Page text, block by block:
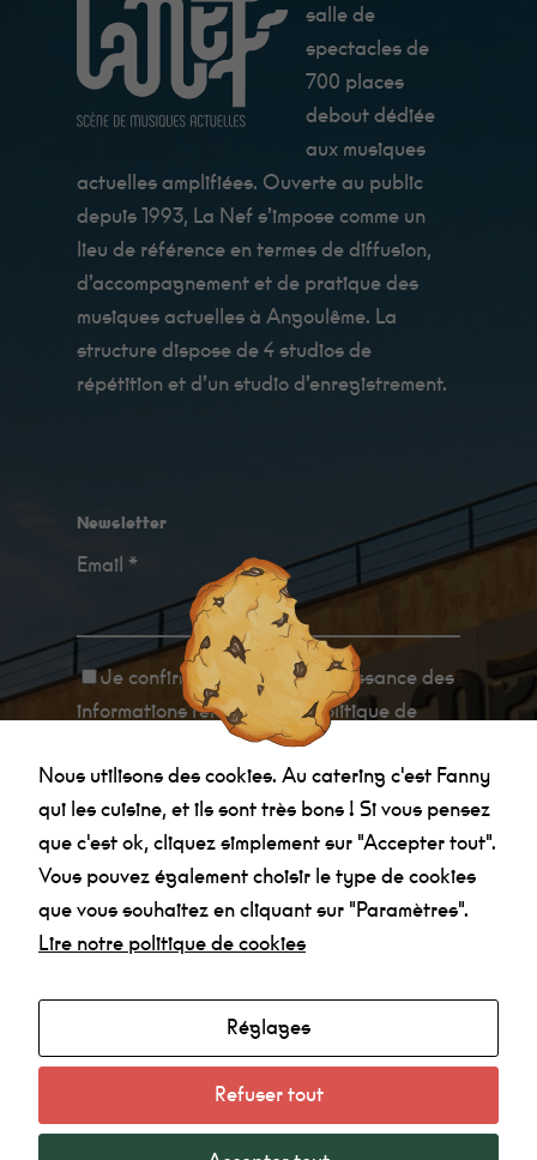
salle de
spectacles de
700 places
debout dédiée
aux musiques
actuelles amplifiées. Ouverte au public
depuis 1993, La Nef s’impose comme un
lieu de référence en termes de diffusion,
d’accompagnement et de pratique des
musiques actuelles à Angoulême. La
structure dispose de 4 studios de
répétition et d’un studio d’enregistrement.
Newsletter
Email *
Je confirme avoir
pris connaissance des
informations relatives à la politique de
Agenda
Mentions légales
Politique de confidentialité
Nous utilisons des cookies. Au catering c'est Fanny
qui les cuisine, et ils sont très bons ! Si vous pensez
que c'est ok, cliquez simplement sur "Accepter tout".
Vous pouvez également choisir le type de cookies
que vous souhaitez en cliquant sur "Paramètres".
Lire notre politique de cookies
Réglages
Refuser tout
Minimum
sont pas
facultatifs. Ils
nécessaires au
fonctionnement
du site Web.
c'est Fanny qui
les cuisine, et
bon !
Statistiques
améliorer la
fonctionnalité
structure du
site Web, en
fonction de la
manière dont